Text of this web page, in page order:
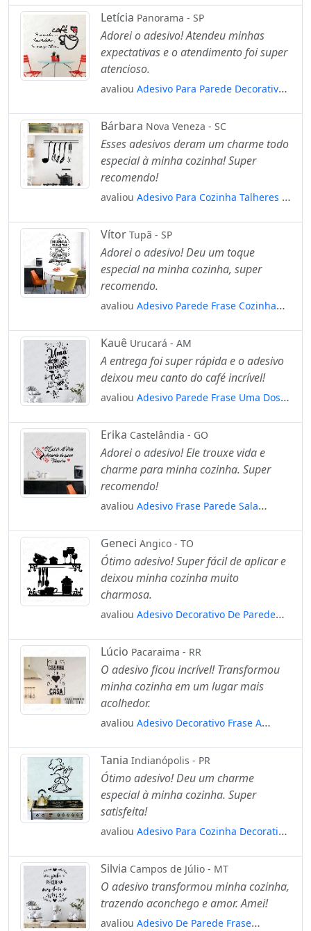
Mod:4593
Letícia Panorama - SP
Adorei o adesivo! Atendeu minhas
expectativas e o atendimento foi super
atencioso.
avaliou Adesivo Para Parede Decorativo
Bárbara Nova Veneza - SC
Esses adesivos deram um charme todo
especial à minha cozinha! Super
recomendo!
avaliou Adesivo Para Cozinha Talheres E
Vítor Tupã - SP
Adorei o adesivo! Deu um toque
especial na minha cozinha, super
recomendo.
avaliou Adesivo Parede Frase Cozinha
Kauê Urucará - AM
A entrega foi super rápida e o adesivo
deixou meu canto do café incrível!
avaliou Adesivo Parede Frase Uma Dose
Erika Castelândia - GO
Adorei o adesivo! Ele trouxe vida e
charme para minha cozinha. Super
recomendo!
avaliou Adesivo Frase Parede Sala
Mod:971
Geneci Angico - TO
Ótimo adesivo! Super fácil de aplicar e
deixou minha cozinha muito
charmosa.
avaliou Adesivo Decorativo De Parede
Lúcio Pacaraima - RR
O adesivo ficou incrível! Transformou
minha cozinha em um lugar mais
acolhedor.
avaliou Adesivo Decorativo Frase A
Tania Indianópolis - PR
Ótimo adesivo! Deu um charme
especial à minha cozinha. Super
satisfeita!
avaliou Adesivo Para Cozinha Decorativo
Silvia Campos de Júlio - MT
O adesivo transformou minha cozinha,
trazendo aconchego e amor. Amei!
avaliou Adesivo De Parede Frase